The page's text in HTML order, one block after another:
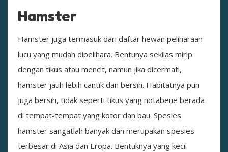
Hamster
Hamster juga termasuk dari daftar hewan peliharaan
lucu yang mudah dipelihara. Bentunya sekilas mirip
dengan tikus atau mencit, namun jika dicermati,
hamster jauh lebih cantik dan bersih. Habitatnya pun
juga bersih, tidak seperti tikus yang notabene berada
di tempat-tempat yang kotor dan bau. Spesies
hamster sangatlah banyak dan merupakan spesies
terbesar di Asia dan Eropa. Bentuknya yang kecil